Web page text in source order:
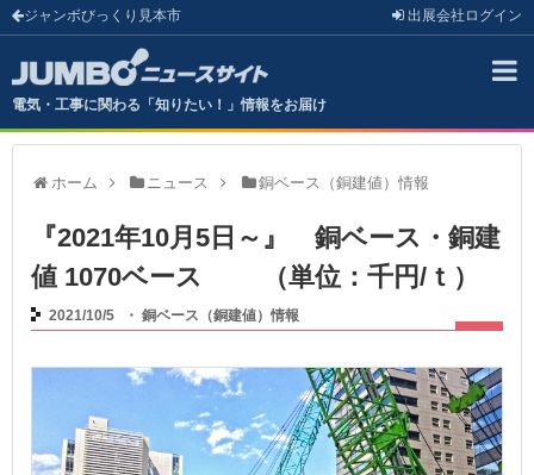
ジャンボびっくり見本市 出展会社 ログイン
電気・工事に関わる「知りたい！」情報をお届け
ホーム ニュース 銅ベース（銅建値）情報
『2021年10月5日～』 銅ベース・銅建
値 1070ベース （単位：千円/ｔ）
2021/10/5 ・ 銅ベース（銅建値）情報